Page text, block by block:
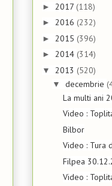
► 2017 (118)
► 2016 (232)
► 2015 (396)
► 2014 (314)
▼ 2013 (520)
▼ decembrie
La multi ani
Video :
Bilbor
Video : Tura
Filpea
Video :